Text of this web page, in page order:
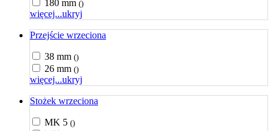
180 mm ()
więcej...ukryj
Przejście wrzeciona
38 mm ()
26 mm ()
więcej...ukryj
Stożek wrzeciona
MK 5 ()